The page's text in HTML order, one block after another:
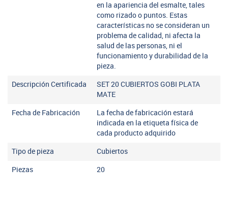
en la apariencia del esmalte, tales
como rizado o puntos. Estas
características no se consideran un
problema de calidad, ni afecta la
salud de las personas, ni el
funcionamiento y durabilidad de la
pieza.
Descripción Certificada
SET 20 CUBIERTOS GOBI PLATA
MATE
Fecha de Fabricación
La fecha de fabricación estará
indicada en la etiqueta física de
cada producto adquirido
Tipo de pieza Cubiertos
Piezas 20